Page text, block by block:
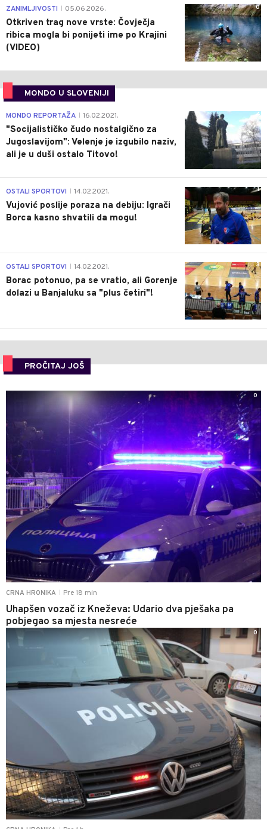
0
ZANIMLJIVOSTI 05.06.2026.
Otkriven trag nove vrste: Čovječja
ribica mogla bi ponijeti ime po Krajini
(VIDEO)
MONDO U SLOVENIJI
4
MONDO REPORTAŽA 16.02.2021.
"Socijalističko čudo nostalgično za
Jugoslavijom": Velenje je izgubilo naziv,
ali je u duši ostalo Titovo!
1
OSTALI SPORTOVI 14.02.2021.
Vujović poslije poraza na debiju: Igrači
Borca kasno shvatili da mogu!
3
OSTALI SPORTOVI 14.02.2021.
Borac potonuo, pa se vratio, ali Gorenje
dolazi u Banjaluku sa "plus četiri"!
PROČITAJ JOŠ
CRNA HRONIKA Pre 18 min
Uhapšen vozač iz Kneževa: Udario dva pješaka pa
pobjegao sa mjesta nesreće
0
0